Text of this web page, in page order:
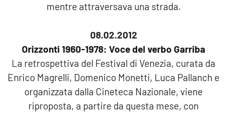
mentre attraversava una strada.
08.02.2012
Orizzonti 1960-1978: Voce del verbo Garriba
La retrospettiva del Festival di Venezia, curata da
Enrico Magrelli, Domenico Monetti, Luca Pallanch e
organizzata dalla Cineteca Nazionale, viene
riproposta, a partire da questa mese, con